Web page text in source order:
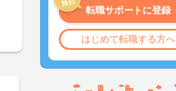
転職サポートに登録
はじめて転職する方へ